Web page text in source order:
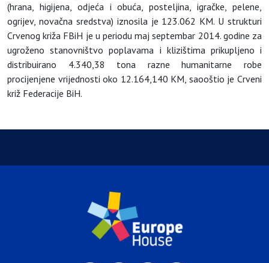
(hrana, higijena, odjeća i obuća, posteljina, igračke, pelene,
ogrijev, novačna sredstva) iznosila je 123.062 KM. U strukturi
Crvenog križa FBiH je u periodu maj septembar 2014. godine za
ugroženo stanovništvo poplavama i klizištima prikupljeno i
distribuirano 4.340,38 tona razne humanitarne robe
procijenjene vrijednosti oko 12.164,140 KM, saooštio je Crveni
križ Federacije BiH.